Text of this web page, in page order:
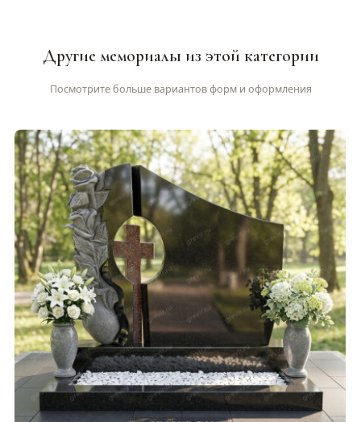
Другие мемориалы из этой категории
Посмотрите больше вариантов форм и оформления